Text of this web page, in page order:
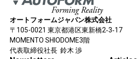
オートフォームジャパン株式会社
〒105-0021 東京都港区東新橋2‐3‐17
MOMENTO SHIODOME3階
代表取締役社長 鈴木 渉